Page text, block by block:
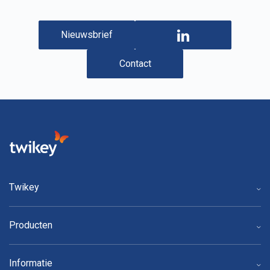
Nieuwsbrief
Contact
Twikey
Producten
Informatie